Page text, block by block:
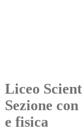
Liceo
Sezione
e fisica